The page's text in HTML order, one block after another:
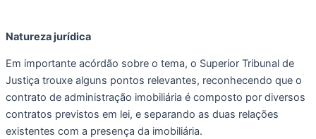
Natureza jurídica
Em importante acórdão sobre o tema, o Superior Tribunal de
Justiça trouxe alguns pontos relevantes, reconhecendo que o
contrato de administração imobiliária é composto por diversos
contratos previstos em lei, e separando as duas relações
existentes com a presença da imobiliária.